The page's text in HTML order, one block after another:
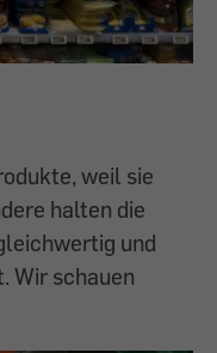
weil sie
halten die
und
Wir schauen